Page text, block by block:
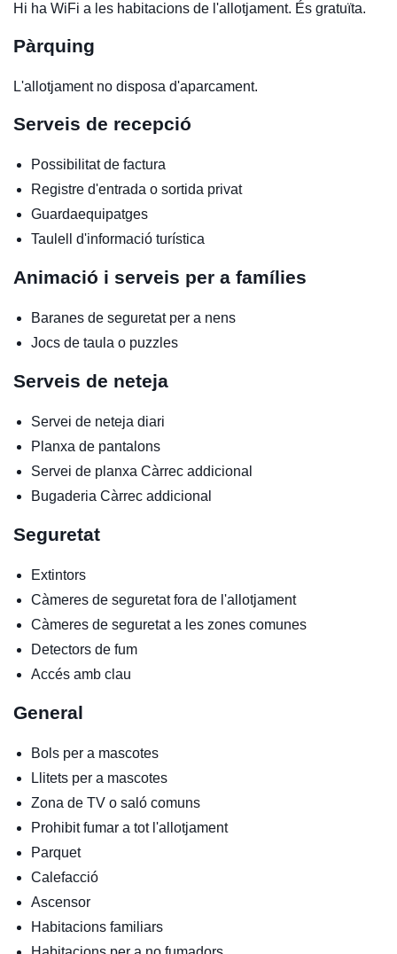
Hi ha WiFi a les habitacions de l'allotjament. És gratuïta.
Pàrquing
L'allotjament no disposa d'aparcament.
Serveis de recepció
Possibilitat de factura
Registre d'entrada o sortida privat
Guardaequipatges
Taulell d'informació turística
Animació i serveis per a famílies
Baranes de seguretat per a nens
Jocs de taula o puzzles
Serveis de neteja
Servei de neteja diari
Planxa de pantalons
Servei de planxa Càrrec addicional
Bugaderia Càrrec addicional
Seguretat
Extintors
Càmeres de seguretat fora de l'allotjament
Càmeres de seguretat a les zones comunes
Detectors de fum
Accés amb clau
General
Bols per a mascotes
Llitets per a mascotes
Zona de TV o saló comuns
Prohibit fumar a tot l'allotjament
Parquet
Calefacció
Ascensor
Habitacions familiars